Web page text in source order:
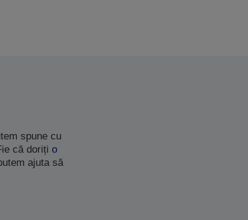
spune cu
că doriți o
ajuta să